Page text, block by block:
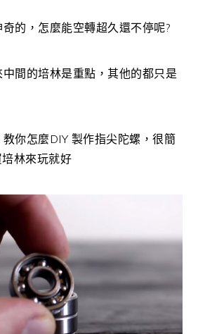
的，怎麼能空轉超久還不停呢?
間的培林是重點，其他的都只是
你怎麼DIY 製作指尖陀螺，很簡
林來玩就好